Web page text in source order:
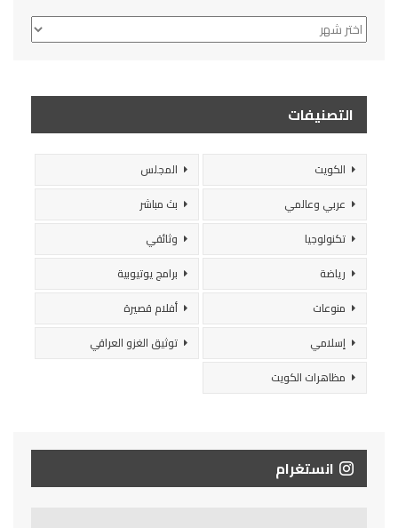
الأرشيف
التصنيفات
الكويت
المجلس
عربي وعالمي
بث مباشر
تكنولوجيا
وثائقي
رياضة
برامج يوتيوبية
منوعات
أفلام قصيرة
إسلامي
توثيق الغزو العراقي
مظاهرات الكويت
انستغرام